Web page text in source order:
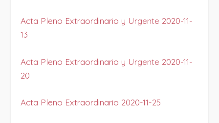
Acta Pleno Extraordinario y Urgente 2020-11-
13
Acta Pleno Extraordinario y Urgente 2020-11-
20
Acta Pleno Extraordinario 2020-11-25